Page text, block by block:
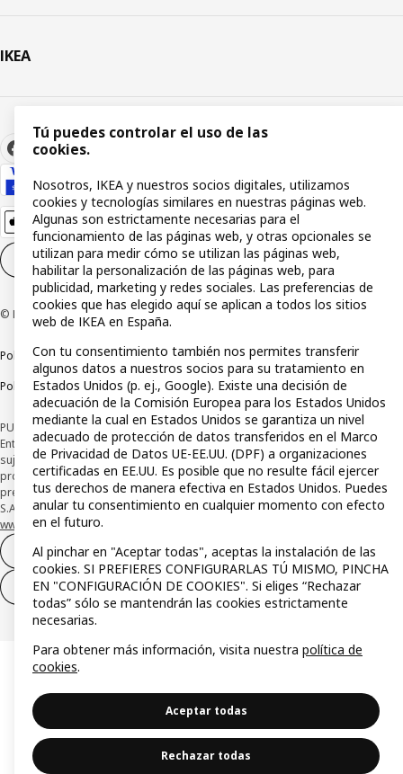
IKEA
Configuración de cookies ES
© Inter IKEA Systems B.V 1999-2026
Política de privacidadPolítica de cookiesTérminos y condiciones
Política de divulgación responsable
PUBLICIDAD: *Financiación a través de la tarjeta IKEA VISA emitida por la
Entidad de Pago híbrida CaixaBank Payments & Consumer, E.F.C., E.P., S.A.U., y
sujeta a su organización. La entidad ha escogido como sistema de
protección de los fondos recibidos de usuarios de servicios de pago que
presta su depósito en una cuenta bancaria separada abierta en CaixaBank,
S.A. Conoce más acerca de las formas de pago de tu tarjeta aquí:
www.caixabankpc.com/es/productos
Desistimiento del contrato
Desistimiento de solo servicios
Tú puedes controlar el uso de las
cookies.
Nosotros, IKEA y nuestros socios digitales, utilizamos
cookies y tecnologías similares en nuestras páginas web.
Algunas son estrictamente necesarias para el
funcionamiento de las páginas web, y otras opcionales se
utilizan para medir cómo se utilizan las páginas web,
habilitar la personalización de las páginas web, para
publicidad, marketing y redes sociales. Las preferencias de
cookies que has elegido aquí se aplican a todos los sitios
web de IKEA en España.
Con tu consentimiento también nos permites transferir
algunos datos a nuestros socios para su tratamiento en
Estados Unidos (p. ej., Google). Existe una decisión de
adecuación de la Comisión Europea para los Estados Unidos
mediante la cual en Estados Unidos se garantiza un nivel
adecuado de protección de datos transferidos en el Marco
de Privacidad de Datos UE-EE.UU. (DPF) a organizaciones
certificadas en EE.UU. Es posible que no resulte fácil ejercer
tus derechos de manera efectiva en Estados Unidos. Puedes
anular tu consentimiento en cualquier momento con efecto
en el futuro.
Al pinchar en "Aceptar todas", aceptas la instalación de las
cookies. SI PREFIERES CONFIGURARLAS TÚ MISMO, PINCHA
EN "CONFIGURACIÓN DE COOKIES". Si eliges “Rechazar
todas” sólo se mantendrán las cookies estrictamente
necesarias.
Para obtener más información, visita nuestra política de
cookies.
Aceptar todas
Rechazar todas